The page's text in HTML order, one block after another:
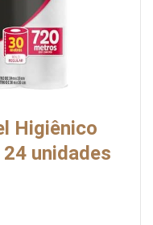
Higiênico
unidades